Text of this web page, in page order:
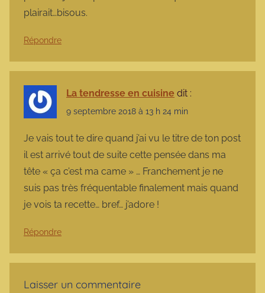
plairait…bisous.
Répondre
La tendresse en cuisine dit :
9 septembre 2018 à 13 h 24 min
Je vais tout te dire quand j’ai vu le titre de ton post
il est arrivé tout de suite cette pensée dans ma
tête « ça c’est ma came » … Franchement je ne
suis pas très fréquentable finalement mais quand
je vois ta recette… bref… j’adore !
Répondre
Laisser un commentaire